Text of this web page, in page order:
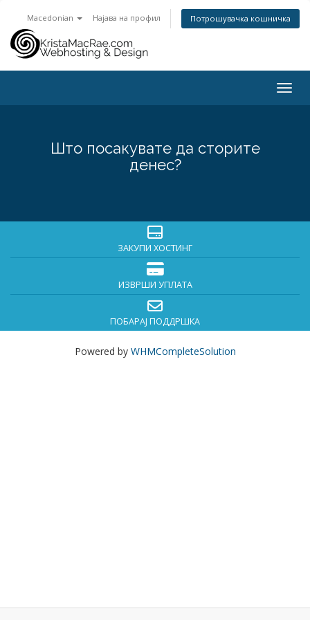
Macedonian Најава на профил Потрошувачка кошничка
Што посакувате да сторите
денес?
ЗАКУПИ ХОСТИНГ
ИЗВРШИ УПЛАТА
ПОБАРАЈ ПОДДРШКА
Powered by WHMCompleteSolution